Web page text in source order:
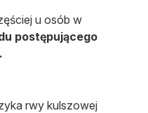
u osób w
postępującego
rwy kulszowej